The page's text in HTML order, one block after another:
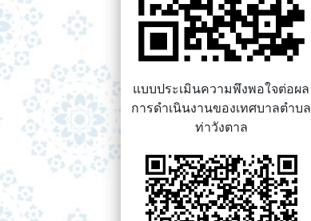
แบบประเมินความพึงพอใจต่อผล
การดำเนินงานของเทศบาลตำบล
ท่าวังตาล